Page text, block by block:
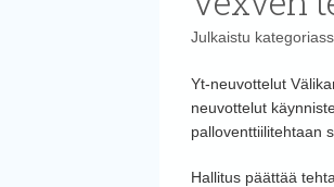
Julkaistu
Yt-neuvottelut
neuvottelut
palloventtiilitehtaan
Hallitus päättää